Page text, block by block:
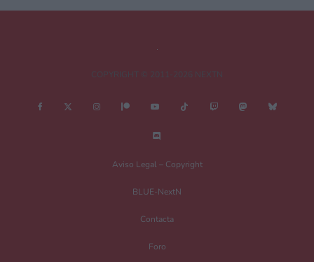
Aviso Legal – Copyright
BLUE-NextN
Contacta
Foro